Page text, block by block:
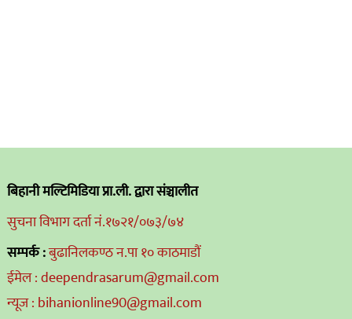
बिहानी मल्टिमिडिया प्रा.ली. द्वारा संञ्चालीत
सुचना विभाग दर्ता नं.१७२१/०७३/७४
सम्पर्क :बुढानिलकण्ठ न.पा १० काठमाडौं
ईमेल : deependrasarum@gmail.com
न्यूज : bihanionline90@gmail.com